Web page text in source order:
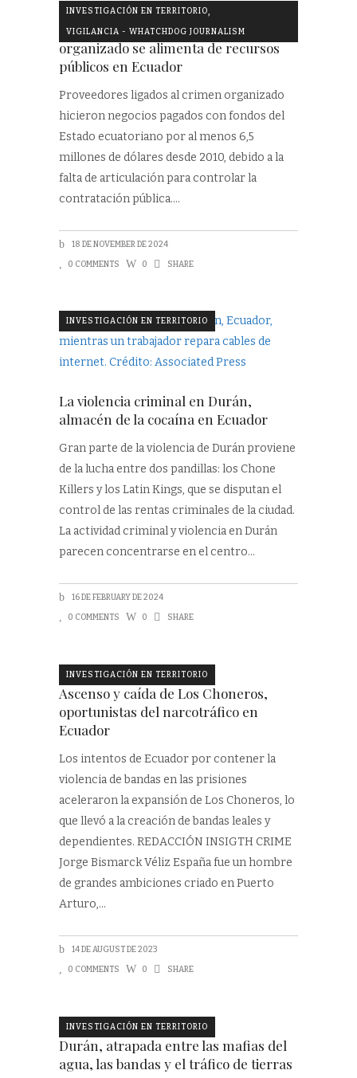
INVESTIGACIÓN EN TERRITORIO,
VIGILANCIA - WHATCHDOG JOURNALISM
Contratistas y criminales. El crimen
organizado se alimenta de recursos
públicos en Ecuador
Proveedores ligados al crimen organizado
hicieron negocios pagados con fondos del
Estado ecuatoriano por al menos 6,5
millones de dólares desde 2010, debido a la
falta de articulación para controlar la
contratación pública.
18 DE NOVEMBER DE 2024
0 COMMENTS 0 SHARE
INVESTIGACIÓN EN TERRITORIO
La violencia criminal en Durán,
almacén de la cocaína en Ecuador
Gran parte de la violencia de Durán proviene
de la lucha entre dos pandillas: los Chone
Killers y los Latin Kings, que se disputan el
control de las rentas criminales de la ciudad.
La actividad criminal y violencia en Durán
parecen concentrarse en el centro
16 DE FEBRUARY DE 2024
0 COMMENTS 0 SHARE
INVESTIGACIÓN EN TERRITORIO
Ascenso y caída de Los Choneros,
oportunistas del narcotráfico en
Ecuador
Los intentos de Ecuador por contener la
violencia de bandas en las prisiones
aceleraron la expansión de Los Choneros, lo
que llevó a la creación de bandas leales y
dependientes. REDACCIÓN INSIGTH CRIME
Jorge Bismarck Véliz España fue un hombre
de grandes ambiciones criado en Puerto
Arturo,
14 DE AUGUST DE 2023
0 COMMENTS 0 SHARE
INVESTIGACIÓN EN TERRITORIO
Durán, atrapada entre las mafias del
agua, las bandas y el tráfico de tierras